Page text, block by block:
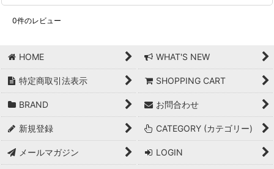
0件のレビュー
HOME WHAT'S NEW
特定商取引法表示 SHOPPING CART
BRAND お問合わせ
新規登録 CATEGORY (カテゴリー)
メールマガジン LOGIN